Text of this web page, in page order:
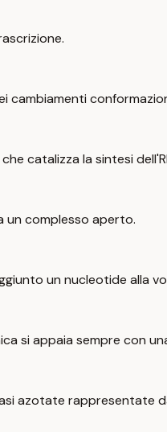
catalizza la sintesi
un complesso aperto.
un nucleotide alla
si appaia sempre con
azotate rappresentate